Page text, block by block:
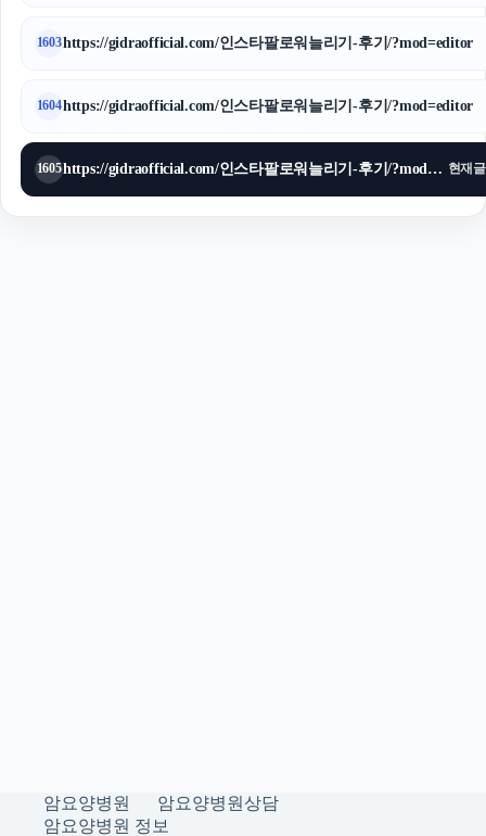
1603https://gidraofficial.com/인스타팔로워늘리기-후기/?mod=editor
1604https://gidraofficial.com/인스타팔로워늘리기-후기/?mod=editor
1605 https://gidraofficial.com/인스타팔로워늘리기-후기/?mod=editor 현재글
암요양병원
암요양병원상담
암요양병원 정보